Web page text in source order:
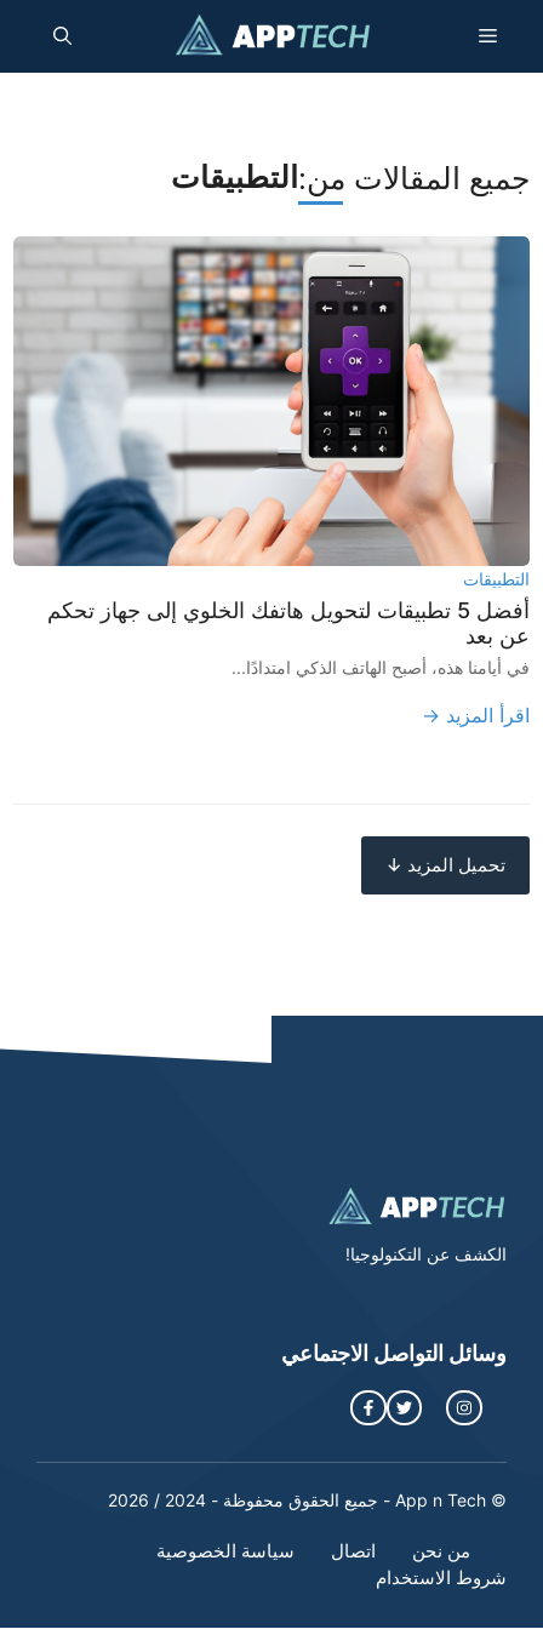
المحتوى
القائمة
جميع المقالات من: التطبيقات
التطبيقات
أفضل 5 تطبيقات لتحويل هاتفك الخلوي إلى جهاز تحكم
عن بعد
في أيامنا هذه، أصبح الهاتف الذكي امتدادًا...
اقرأ المزيد →
تحميل المزيد ↓
الكشف عن التكنولوجيا!
وسائل التواصل الاجتماعي
© App n Tech - جميع الحقوق محفوظة - 2024 / 2026
من نحن اتصال
سياسة الخصوصية
شروط الاستخدام